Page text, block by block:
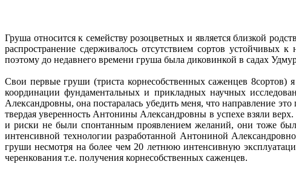
Груша относится к семейству розоцветных и является близкой
распространение сдерживалось отсутствием сортов
поэтому до недавнего времени груша была диковинкой в садах
Свои первые груши (триста корнесобственных саженцев
координации фундаментальных и прикладных научных
Александровны, она постаралась убедить меня, что направление
твердая уверенность Антонины Александровны в успехе взяли
и риски не были спонтанным проявлением желаний, они тоже
интенсивной технологии разработанной Антониной
груши несмотря на более чем 20 летнюю интенсивную
черенкования т.е. получения корнесобственных саженцев.